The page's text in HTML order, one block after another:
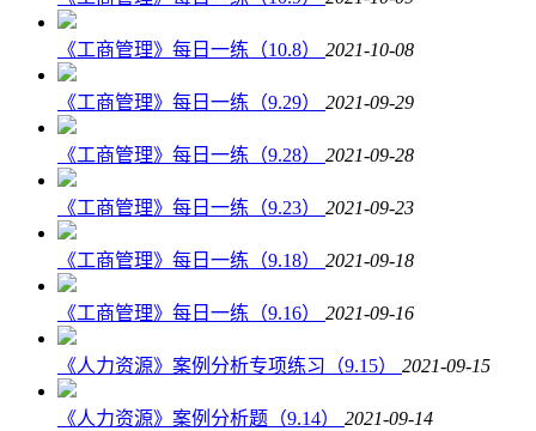
《工商管理》每日一练（10.8） 2021-10-08
《工商管理》每日一练（9.29） 2021-09-29
《工商管理》每日一练（9.28） 2021-09-28
《工商管理》每日一练（9.23） 2021-09-23
《工商管理》每日一练（9.18） 2021-09-18
《工商管理》每日一练（9.16） 2021-09-16
《人力资源》案例分析专项练习（9.15） 2021-09-15
《人力资源》案例分析题（9.14） 2021-09-14